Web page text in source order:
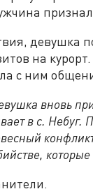
девушка
на
с ним
вновь
в с.